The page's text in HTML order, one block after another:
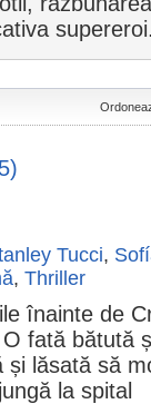
Tucci,
, Thriller
înainte de
fată bătută
și lăsată să
la spital